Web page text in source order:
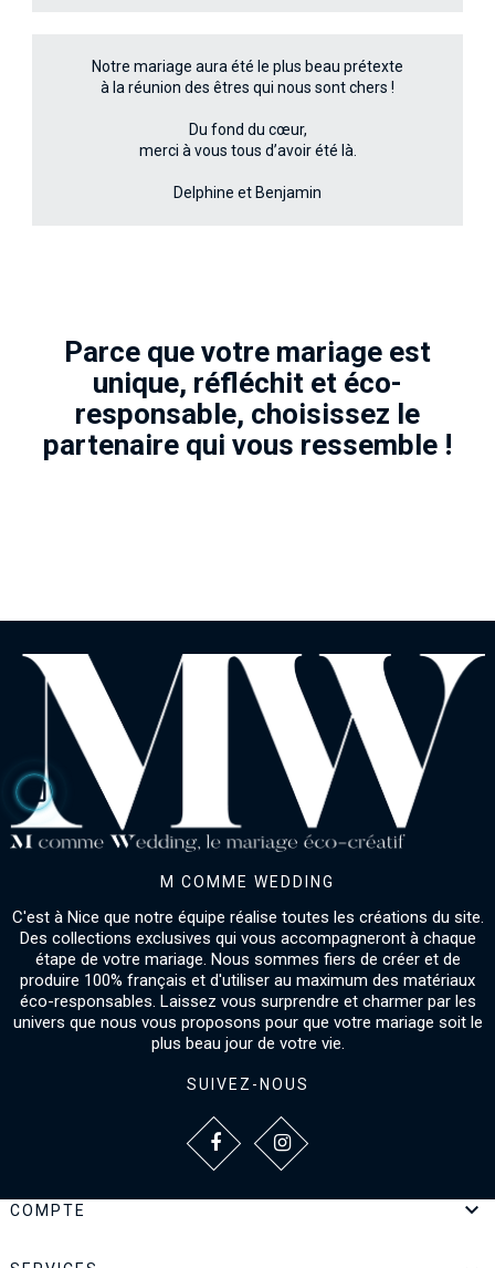
Notre mariage aura été le plus beau prétexte
à la réunion des êtres qui nous sont chers !
Du fond du cœur,
merci à vous tous d’avoir été là.
Delphine et Benjamin
Parce que votre mariage est
unique, réfléchit et éco-
responsable, choisissez le
partenaire qui vous ressemble !
M COMME WEDDING
C'est à Nice que notre équipe réalise toutes les créations du site.
Des collections exclusives qui vous accompagneront à chaque
étape de votre mariage. Nous sommes fiers de créer et de
produire 100% français et d'utiliser au maximum des matériaux
éco-responsables. Laissez vous surprendre et charmer par les
univers que nous vous proposons pour que votre mariage soit le
plus beau jour de votre vie.
SUIVEZ-NOUS
COMPTE 